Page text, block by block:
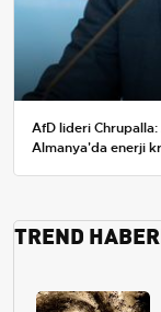
AfD lideri
Almanya'da enerji
TREND